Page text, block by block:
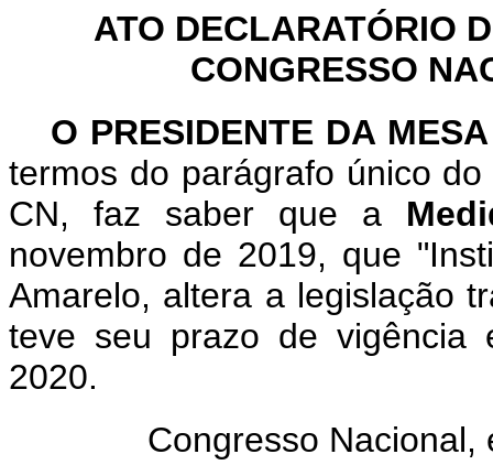
ATO DECLARATÓRIO
CONGRESSO
O PRESIDENTE DA
termos do parágrafo único
CN, faz saber que a
novembro de 2019, que
Amarelo, altera a legislação
teve seu prazo de vigência
2020.
Congresso Nacional,